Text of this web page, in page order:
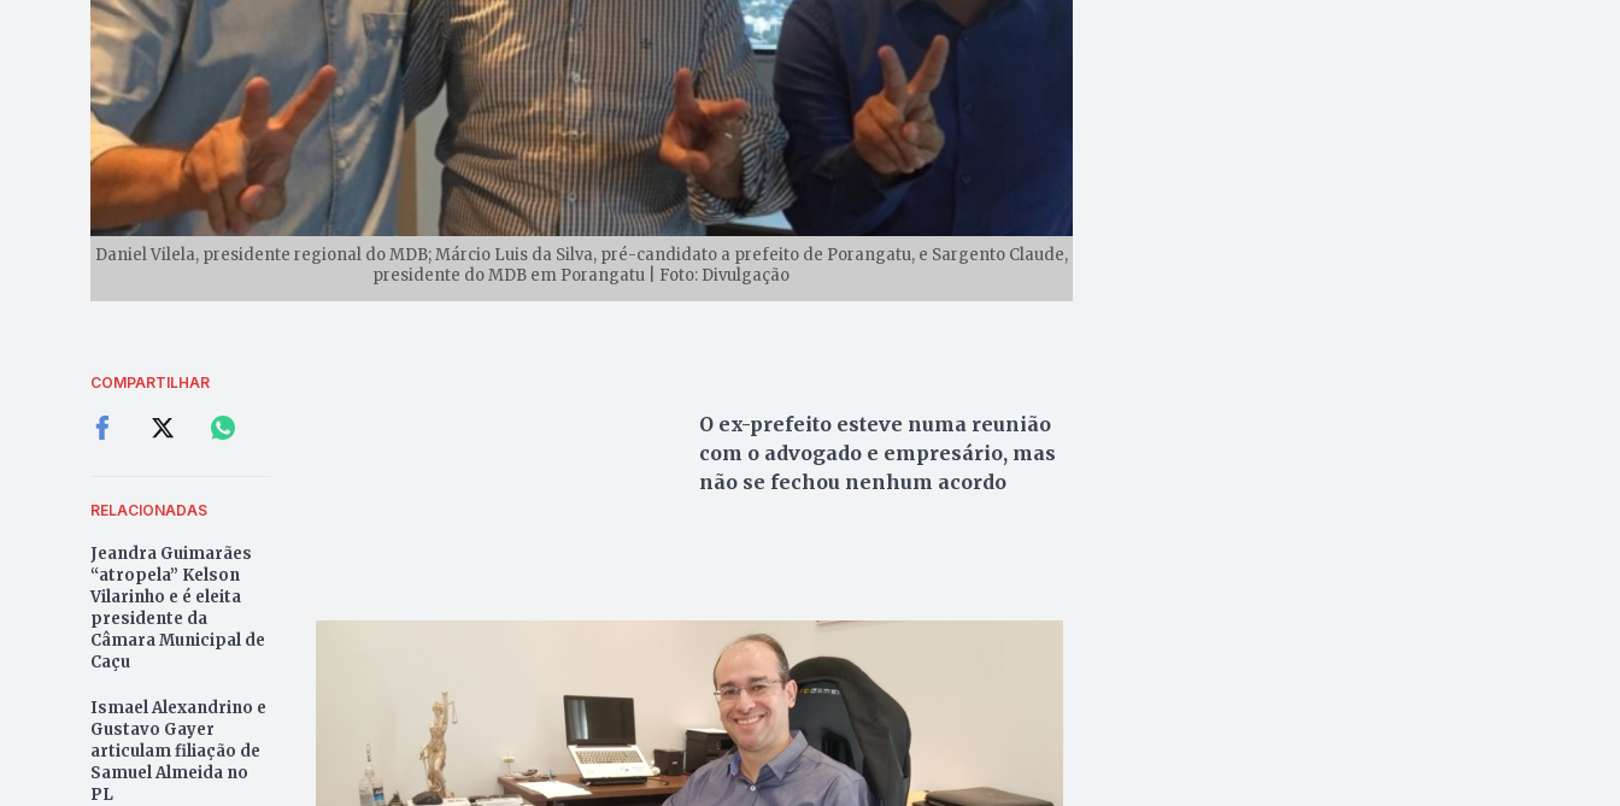
Daniel Vilela, presidente regional do MDB; Márcio Luis da Silva, pré-candidato a prefeito de Porangatu, e Sargento Claude,
presidente do MDB em Porangatu | Foto: Divulgação
COMPARTILHAR
RELACIONADAS
Jeandra Guimarães
“atropela” Kelson
Vilarinho e é eleita
presidente da
Câmara Municipal de
Caçu
Ismael Alexandrino e
Gustavo Gayer
articulam filiação de
Samuel Almeida no
PL
O ex-prefeito esteve numa reunião
com o advogado e empresário, mas
não se fechou nenhum acordo